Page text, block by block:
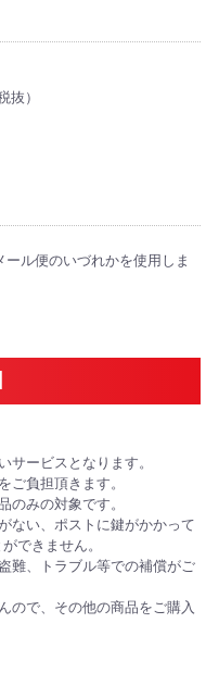
）
ル便のいづれかを使用しま
ービスとなります。
負担頂きます。
みの対象です。
ない、ポストに鍵がかかって
できません。
難、トラブル等での補償がご
ので、その他の商品をご購入